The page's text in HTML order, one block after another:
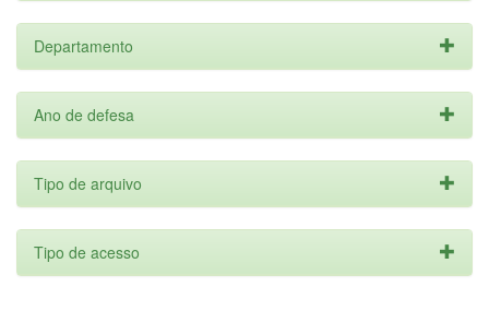
Departamento
Ano de defesa
Tipo de arquivo
Tipo de acesso